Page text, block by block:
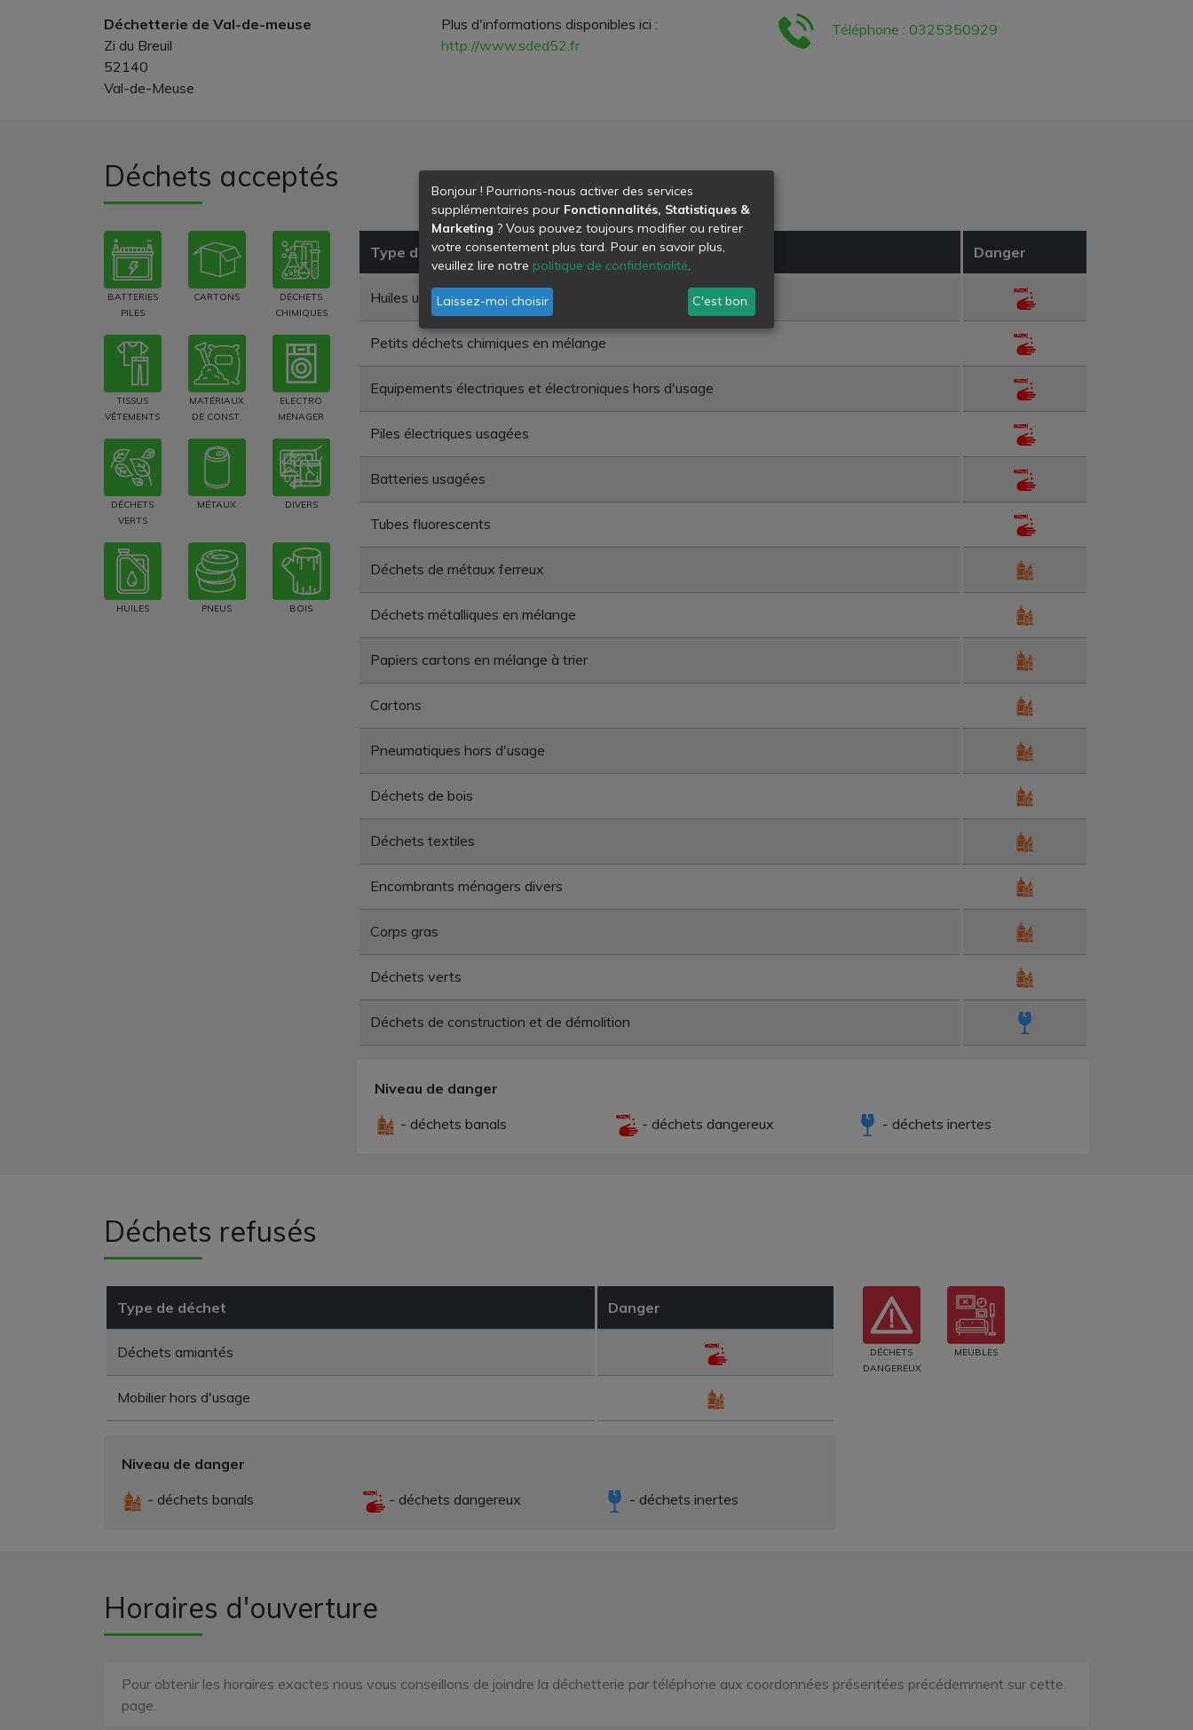
Déchetterie de Val-de-meuse
Zi du Breuil
52140
Val-de-Meuse
Plus d'informations disponibles ici :
http://www.sded52.fr
Téléphone : 0325350929
Déchets acceptés
BATTERIES
PILES
CARTONS
DÉCHETS
CHIMIQUES
TISSUS
VÊTEMENTS
MATÉRIAUX
DE CONST.
ELECTRO
MÉNAGER
DÉCHETS
VERTS
MÉTAUX DIVERS
HUILES PNEUS BOIS
Type de déchet Danger
Huiles usées
Petits déchets chimiques en mélange
Equipements électriques et électroniques hors d'usage
Piles électriques usagées
Batteries usagées
Tubes fluorescents
Déchets de métaux ferreux
Déchets métalliques en mélange
Papiers cartons en mélange à trier
Cartons
Pneumatiques hors d'usage
Déchets de bois
Déchets textiles
Encombrants ménagers divers
Corps gras
Déchets verts
Déchets de construction et de démolition
Niveau de danger
- déchets banals
- déchets dangereux - déchets inertes
Déchets refusés
Type de déchet Danger
Déchets amiantés
Mobilier hors d'usage
Niveau de danger
- déchets banals
- déchets dangereux - déchets inertes
DÉCHETS
DANGEREUX
MEUBLES
Horaires d'ouverture
Pour obtenir les horaires exactes nous vous conseillons de joindre la déchetterie par téléphone aux coordonnées présentées précédemment sur cette
page.
Bonjour ! Pourrions-nous activer des services
supplémentaires pour Fonctionnalités, Statistiques &
Marketing ? Vous pouvez toujours modifier ou retirer
votre consentement plus tard. Pour en savoir plus,
veuillez lire notre politique de confidentialité.
Laissez-moi choisir C'est bon.